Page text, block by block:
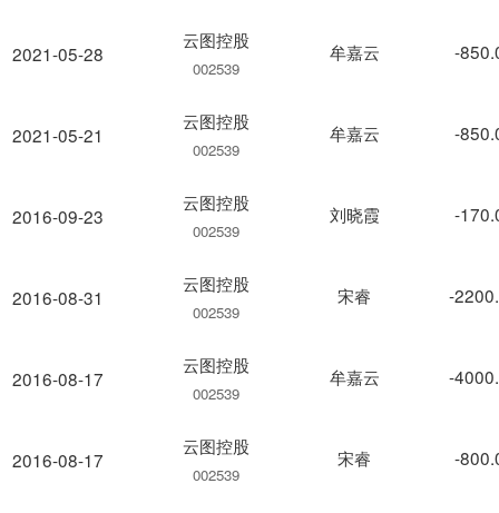
2021-05-28
2021-05-21
2016-09-23
2016-08-31
2016-08-17
2016-08-17
云图控股
002539
牟嘉云 -
云图控股
002539
牟嘉云 -
云图控股
002539
刘晓霞 -
云图控股
002539
宋睿 -
云图控股
002539
牟嘉云 -
云图控股
002539
宋睿 -